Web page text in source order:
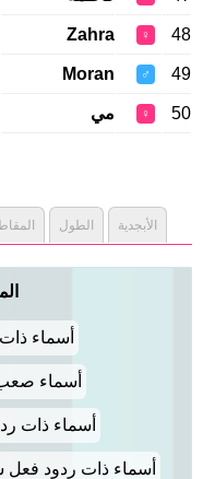
48
♀
Zahra
49
♂
Moran
50
♀ مي
الأبجدية الطول
أسماء
أسماء صعب
أسماء ذات
أسماء ذات ردود فعل